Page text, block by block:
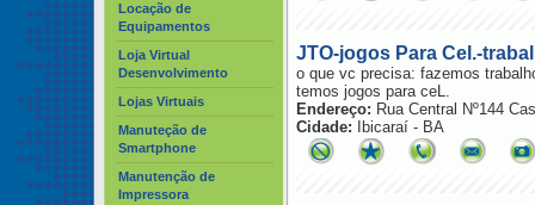
Locação de
Equipamentos
Loja Virtual
Desenvolvimento
Lojas Virtuais
Manuteção de
Smartphone
Manutenção de
Impressora
JTO-jogos Para Cel.-
o que vc precisa: fazemos
temos jogos para ceL.
Endereço: Rua Central Nº144
Cidade: Ibicaraí - BA